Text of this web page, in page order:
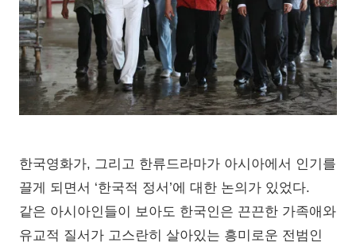
한국영화가, 그리고 한류드라마가 아시아에서 인기를
끌게 되면서 ‘한국적 정서’에 대한 논의가 있었다.
같은 아시아인들이 보아도 한국인은 끈끈한 가족애와
유교적 질서가 고스란히 살아있는 흥미로운 전범인